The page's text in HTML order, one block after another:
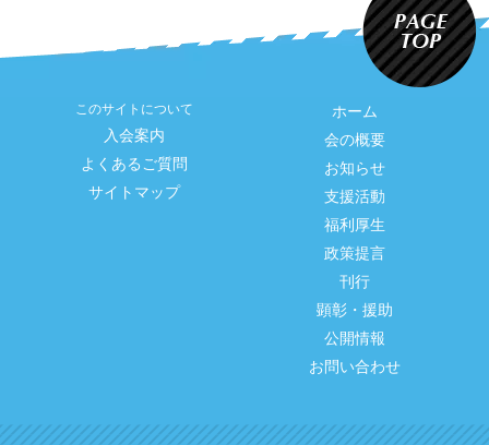
このサイトについて
入会案内
よくあるご質問
サイトマップ
ホーム
会の概要
お知らせ
支援活動
福利厚生
政策提言
刊行
顕彰・援助
公開情報
お問い合わせ